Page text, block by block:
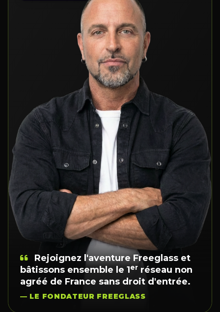
Rejoignez l'aventure Freeglass et
bâtissons ensemble le 1er réseau non
agréé de France sans droit d'entrée.
— LE FONDATEUR FREEGLASS